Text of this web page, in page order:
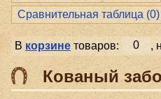
Сравнительная таблица (0)
В корзинетоваров: 0 ,
Кованый